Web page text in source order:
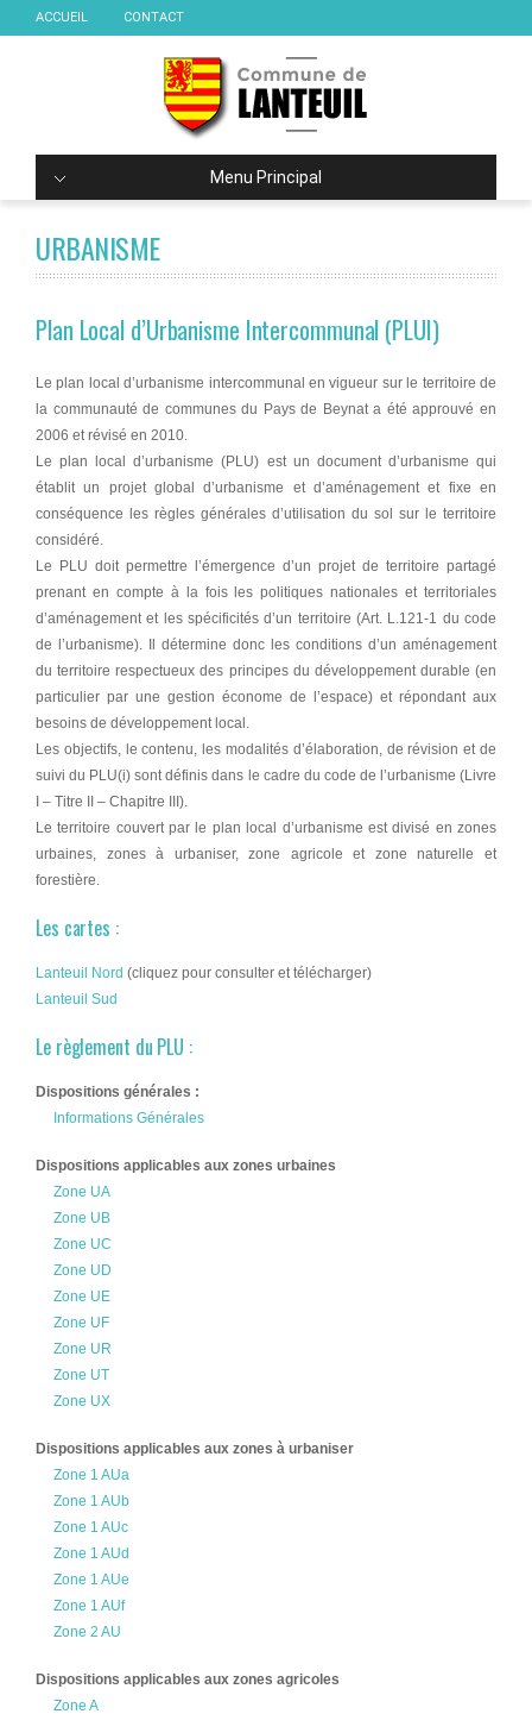
ACCUEIL CONTACT
Menu Principal
URBANISME
Plan Local d’Urbanisme Intercommunal (PLUI)
Le plan local d’urbanisme intercommunal en vigueur sur le territoire de
la communauté de communes du Pays de Beynat a été approuvé en
2006 et révisé en 2010.
Le plan local d’urbanisme (PLU) est un document d’urbanisme qui
établit un projet global d’urbanisme et d’aménagement et fixe en
conséquence les règles générales d’utilisation du sol sur le territoire
considéré.
Le PLU doit permettre l’émergence d’un projet de territoire partagé
prenant en compte à la fois les politiques nationales et territoriales
d’aménagement et les spécificités d’un territoire (Art. L.121-1 du code
de l’urbanisme). Il détermine donc les conditions d’un aménagement
du territoire respectueux des principes du développement durable (en
particulier par une gestion économe de l’espace) et répondant aux
besoins de développement local.
Les objectifs, le contenu, les modalités d’élaboration, de révision et de
suivi du PLU(i) sont définis dans le cadre du code de l’urbanisme (Livre
I – Titre II – Chapitre III).
Le territoire couvert par le plan local d’urbanisme est divisé en zones
urbaines, zones à urbaniser, zone agricole et zone naturelle et
forestière.
Les cartes :
Lanteuil Nord (cliquez pour consulter et télécharger)
Lanteuil Sud
Le règlement du PLU :
Dispositions générales :
Informations Générales
Dispositions applicables aux zones urbaines
Zone UA
Zone UB
Zone UC
Zone UD
Zone UE
Zone UF
Zone UR
Zone UT
Zone UX
Dispositions applicables aux zones à urbaniser
Zone 1 AUa
Zone 1 AUb
Zone 1 AUc
Zone 1 AUd
Zone 1 AUe
Zone 1 AUf
Zone 2 AU
Dispositions applicables aux zones agricoles
Zone A